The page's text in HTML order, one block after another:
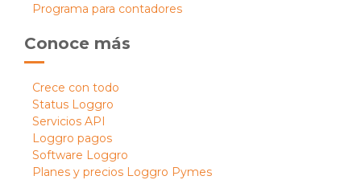
Programa para contadores
Conoce más
Crece con todo
Status Loggro
Servicios API
Loggro pagos
Software Loggro
Planes y precios Loggro Pymes